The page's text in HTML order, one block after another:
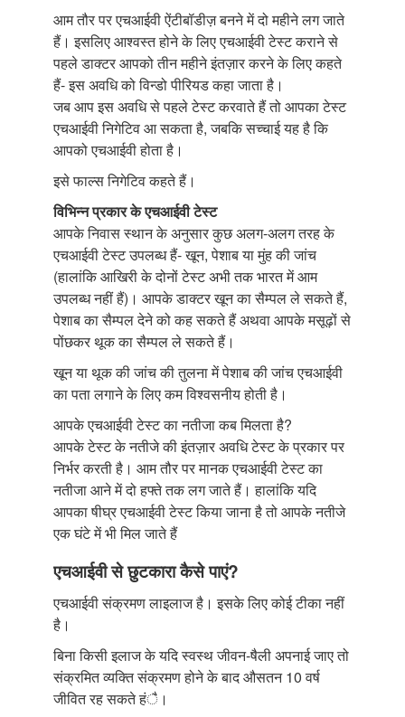
आम तौर पर एचआईवी ऐंटीबॉडीज़ बनने में दो महीने लग जाते
हैं। इसलिए आश्वस्त होने के लिए एचआईवी टेस्ट कराने से
पहले डाक्टर आपको तीन महीने इंतज़ार करने के लिए कहते
हैं- इस अवधि को विन्डो पीरियड कहा जाता है।
जब आप इस अवधि से पहले टेस्ट करवाते हैं तो आपका टेस्ट
एचआईवी निगेटिव आ सकता है, जबकि सच्चाई यह है कि
आपको एचआईवी होता है।
इसे फाल्स निगेटिव कहते हैं।
विभिन्न प्रकार के एचआईवी टेस्ट
आपके निवास स्थान के अनुसार कुछ अलग-अलग तरह के
एचआईवी टेस्ट उपलब्ध हैं- खून, पेशाब या मुंह की जांच
(हालांकि आखिरी के दोनों टेस्ट अभी तक भारत में आम
उपलब्ध नहीं हैं)। आपके डाक्टर खून का सैम्पल ले सकते हैं,
पेशाब का सैम्पल देने को कह सकते हैं अथवा आपके मसूढ़ों से
पोंछकर थूक का सैम्पल ले सकते हैं।
खून या थूक की जांच की तुलना में पेशाब की जांच एचआईवी
का पता लगाने के लिए कम विश्वसनीय होती है।
आपके एचआईवी टेस्ट का नतीजा कब मिलता है?
आपके टेस्ट के नतीजे की इंतज़ार अवधि टेस्ट के प्रकार पर
निर्भर करती है। आम तौर पर मानक एचआईवी टेस्ट का
नतीजा आने में दो हफ्ते तक लग जाते हैं। हालांकि यदि
आपका षीघ्र एचआईवी टेस्ट किया जाना है तो आपके नतीजे
एक घंटे में भी मिल जाते हैं
एचआईवी से छुटकारा कैसे पाएं?
एचआईवी संक्रमण लाइलाज है। इसके लिए कोई टीका नहीं
है।
बिना किसी इलाज के यदि स्वस्थ जीवन-षैली अपनाई जाए तो
संक्रमित व्यक्ति संक्रमण होने के बाद औसतन 10 वर्ष
जीवित रह सकते हंै।